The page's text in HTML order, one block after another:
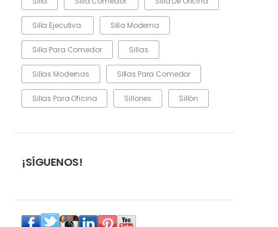
Silla Ejecutiva. Silla Moderna
Silla Para Comedor Sillas
Sillas Modernas Sillas Para Comedor
Sillas Para Oficina Sillones Sillón
¡SÍGUENOS!